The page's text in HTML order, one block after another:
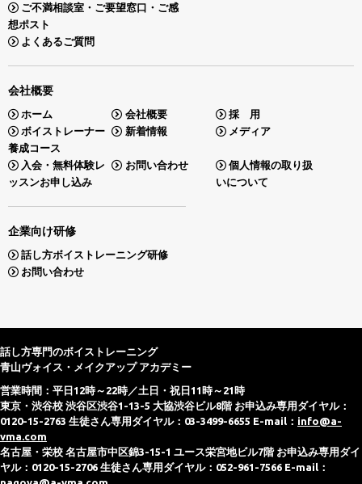
ご不満相談室・ご要望窓口・ご感
想ポスト
よくあるご質問
会社概要
ホーム 会社概要
採 用
ボイストレーナー
養成コース
新着情報 メディア
入会・無料体験レ
ッスンお申し込み
お問い合わせ
個人情報の取り扱
いについて
企業向け研修
話し方ボイストレーニング研修
お問い合わせ
話し方専門のボイストレーニング
青山ヴォイス・メイクアップ アカデミー
営業時間：平日12時～22時／土日・祝日11時～21時
東京・渋谷校 渋谷区渋谷1-13-5 大協渋谷ビル8階 お申込み専用ダイヤル：
0120-15-2763 生徒さん専用ダイヤル：03-3499-6655 E-mail： info@a-
vma.com
名古屋・栄校 名古屋市中区錦3-15-1 ユース栄宮地ビル7階 お申込み専用ダイ
ヤル：0120-15-2706 生徒さん専用ダイヤル：052-961-7566 E-mail：